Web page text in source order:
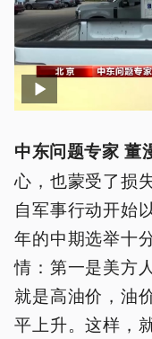
中东问题专家 董
心，也蒙受了损
自军事行动开始
年的中期选举十
情：第一是美方
就是高油价，油
平上升。这样，